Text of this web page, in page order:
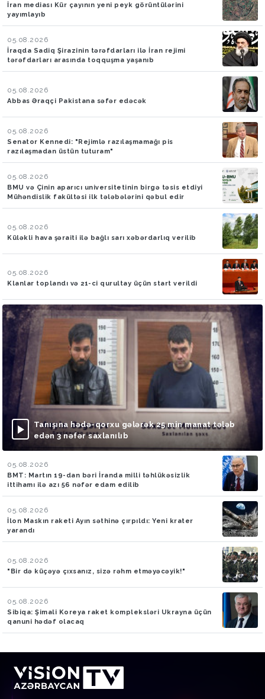
İran mediası Kür çayının yeni peyk görüntülərini
yayımlayıb
05.08.2026
İraqda Sadiq Şirazinin tərəfdarları ilə İran rejimi
tərəfdarları arasında toqquşma yaşanıb
05.08.2026
Abbas Əraqçi Pakistana səfər edəcək
05.08.2026
Senator Kennedi: "Rejimlə razılaşmamağı pis
razılaşmadan üstün tuturam"
05.08.2026
BMU və Çinin aparıcı universitetinin birgə təsis etdiyi
Mühəndislik fakültəsi ilk tələbələrini qəbul edir
05.08.2026
Küləkli hava şəraiti ilə bağlı sarı xəbərdarlıq verilib
05.08.2026
Klanlar toplandı və 21-ci qurultay üçün start verildi
Tanışına hədə-qorxu gələrək 25 min manat tələb
edən 3 nəfər saxlanılıb
05.08.2026
BMT: Martın 19-dan bəri İranda milli təhlükəsizlik
ittihamı ilə azı 56 nəfər edam edilib
05.08.2026
İlon Maskın raketi Ayın səthinə çırpıldı: Yeni krater
yarandı
05.08.2026
"Bir də küçəyə çıxsanız, sizə rəhm etməyəcəyik!"
05.08.2026
Sibiqa: Şimali Koreya raket kompleksləri Ukrayna üçün
qanuni hədəf olacaq